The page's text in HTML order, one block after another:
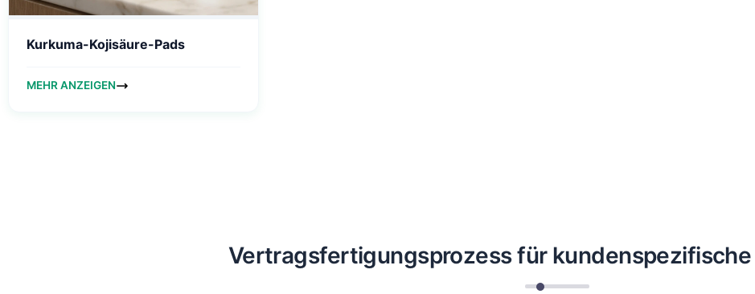
Kurkuma-Kojisäure-Pads
MEHR ANZEIGEN
Vertragsfertigungsprozess für